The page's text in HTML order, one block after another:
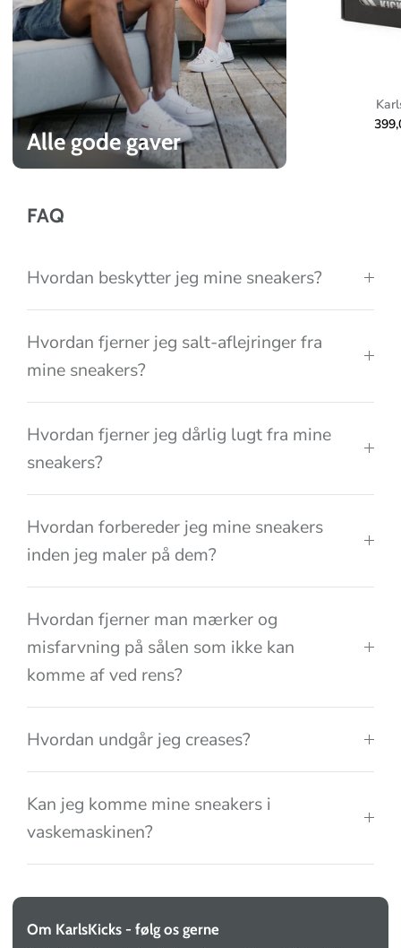
o
l
c
i
Alle gode gaver
FAQ
Hvordan beskytter jeg mine sneakers?
Hvordan fjerner jeg salt-aflejringer fra
mine sneakers?
Hvordan fjerner jeg dårlig lugt fra mine
sneakers?
Hvordan forbereder jeg mine sneakers
inden jeg maler på dem?
Hvordan fjerner man mærker og
misfarvning på sålen som ikke kan
komme af ved rens?
Hvordan undgår jeg creases?
Kan jeg komme mine sneakers i
vaskemaskinen?
Om KarlsKicks - følg os gerne